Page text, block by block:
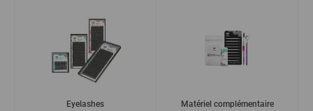
Eyelashes Matériel complémentaire